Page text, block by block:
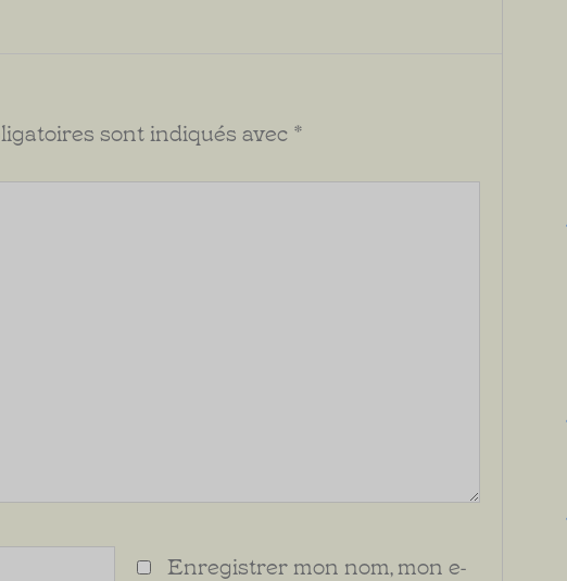
sont indiqués avec *
Enregistrer mon nom, mon e-